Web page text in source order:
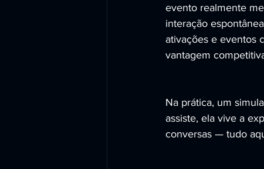
evento realmente
interação
ativações e eventos
vantagem
Na prática, um
assiste, ela vive a
conversas — tudo